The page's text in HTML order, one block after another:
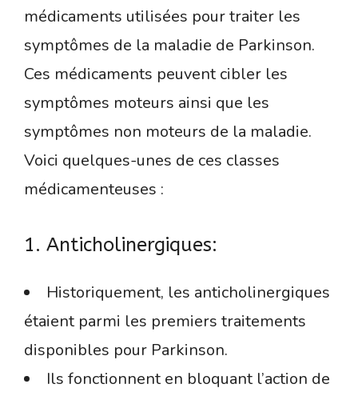
médicaments utilisées pour traiter les
symptômes de la maladie de Parkinson.
Ces médicaments peuvent cibler les
symptômes moteurs ainsi que les
symptômes non moteurs de la maladie.
Voici quelques-unes de ces classes
médicamenteuses :
1. Anticholinergiques:
Historiquement, les anticholinergiques
étaient parmi les premiers traitements
disponibles pour Parkinson.
Ils fonctionnent en bloquant l’action de